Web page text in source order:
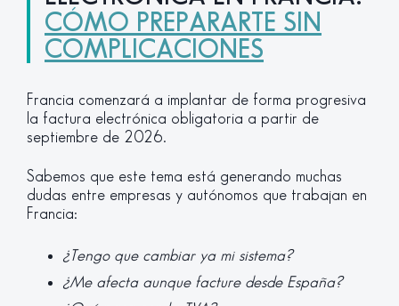
CÓMO PREPARARTE SIN
COMPLICACIONES
Francia comenzará a implantar de forma progresiva
la factura electrónica obligatoria a partir de
septiembre de 2026.
Sabemos que este tema está generando muchas
dudas entre empresas y autónomos que trabajan en
Francia:
¿Tengo que cambiar ya mi sistema?
¿Me afecta aunque facture desde España?